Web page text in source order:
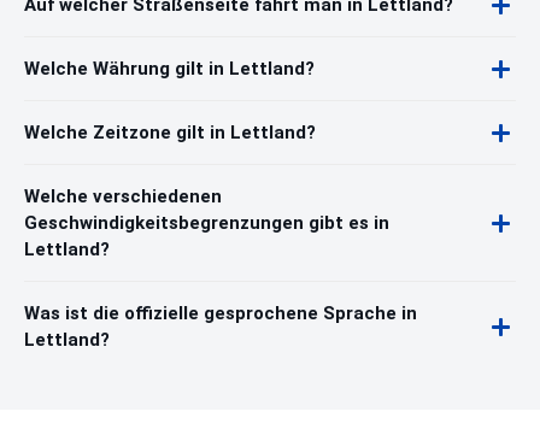
Auf welcher Straßenseite fährt man in Lettland?
Welche Währung gilt in Lettland?
Welche Zeitzone gilt in Lettland?
Welche verschiedenen
Geschwindigkeitsbegrenzungen gibt es in
Lettland?
Was ist die offizielle gesprochene Sprache in
Lettland?